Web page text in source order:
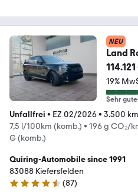
NEU
Land
sw/
19%
Sehr
Unfallfrei • EZ 02/2026• 3.500 km
7,5 l/100km (komb.) • 196 g CO₂/
G (komb.)
Quiring-Automobile since 1991
83088 Kiefersfelden
4.7 Sterne
(87)